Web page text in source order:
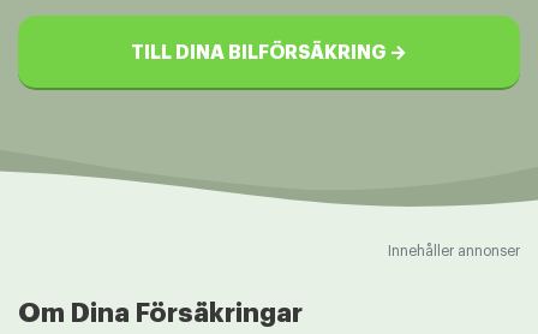
TILL DINA BILFÖRSÄKRING →
Innehåller annonser
Om Dina Försäkringar